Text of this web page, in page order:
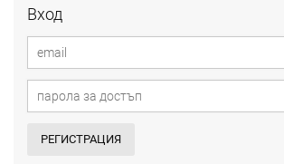
Вход
РЕГИСТРАЦИЯ